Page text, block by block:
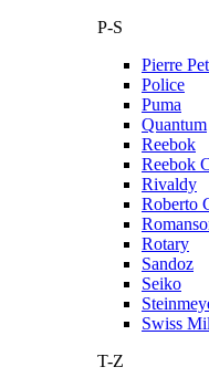
P-S
Pierre
Police
Puma
Quantum
Reebok
Reebok
Rivaldy
Roberto
Rotary
Sandoz
Seiko
Swiss
T-Z